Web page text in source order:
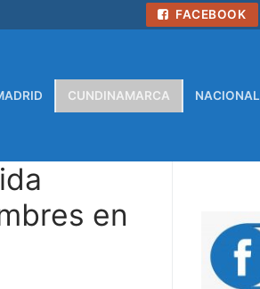
FACEBOOK
CUNDINAMARCA NACIONAL
en